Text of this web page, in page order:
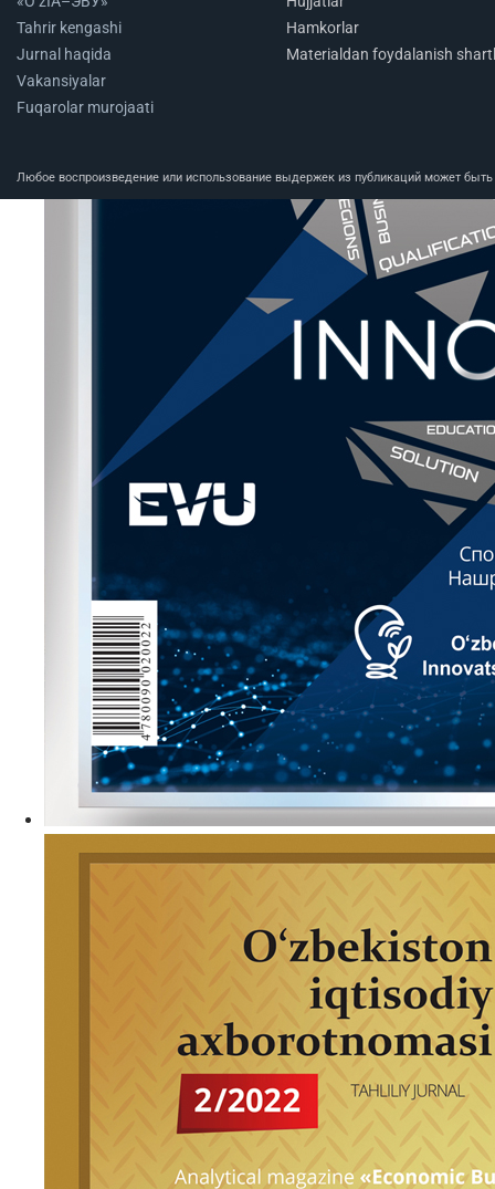
Tahrir kengashi
Jurnal haqida
Vakansiyalar
Fuqarolar murojaati
Hamkorlar
Materialdan foydalanish
Любое воспроизведение или использование выдержек из публикаций может